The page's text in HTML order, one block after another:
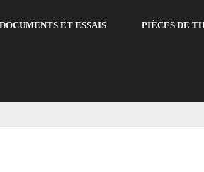
DOCUMENTS ET ESSAIS PIÈCES DE